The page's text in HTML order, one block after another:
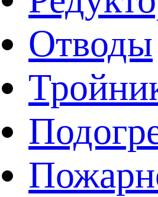
Отводы